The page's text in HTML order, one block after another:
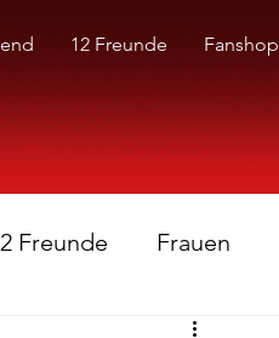
12 Freunde Fanshop
Freunde Frauen